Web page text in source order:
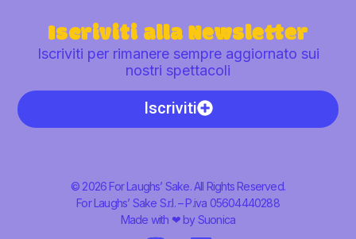
Iscriviti alla Newsletter
Iscriviti per rimanere sempre aggiornato sui
nostri spettacoli
Iscriviti
© 2026 For Laughs’ Sake. All Rights Reserved.
For Laughs’ Sake S.r.l. – P.iva 05604440288
Made with ❤ bySuonica